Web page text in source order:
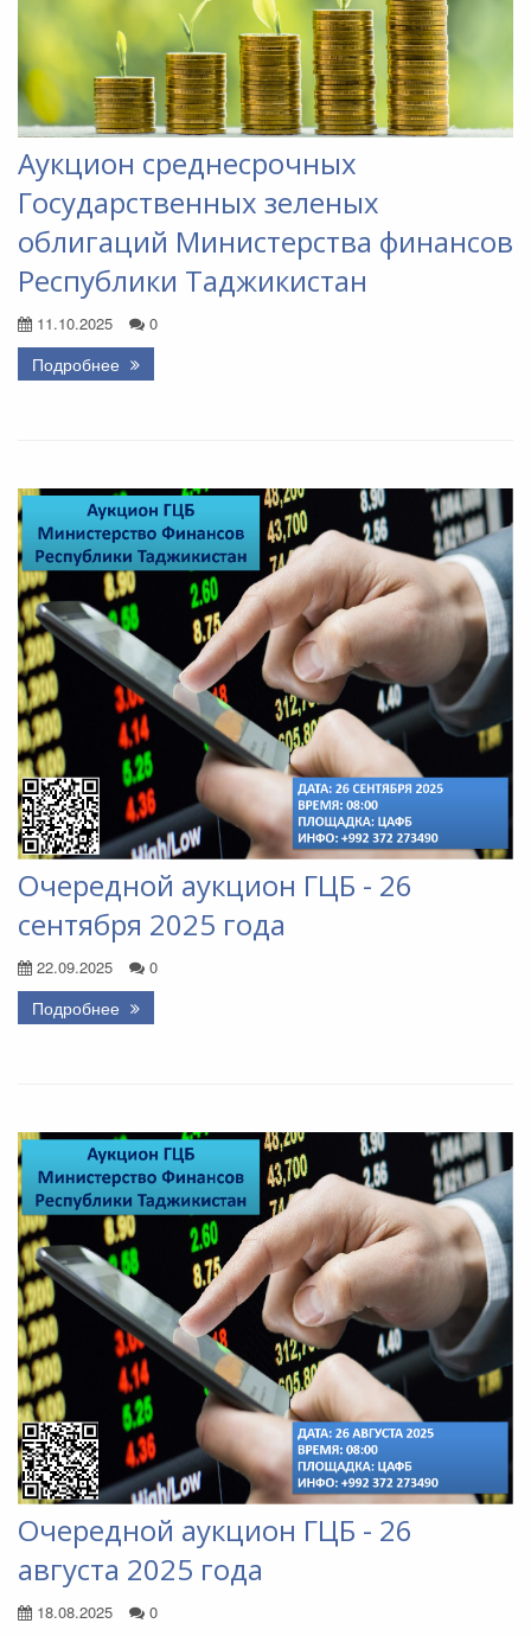
Аукцион среднесрочных
Государственных зеленых
облигаций Министерства финансов
Республики Таджикистан
11.10.2025 0
Подробнее
Очередной аукцион ГЦБ - 26
сентября 2025 года
22.09.2025 0
Подробнее
Очередной аукцион ГЦБ - 26
августа 2025 года
18.08.2025 0